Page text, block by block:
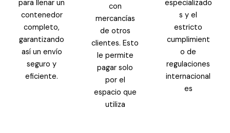
para llenar un
contenedor
completo,
garantizando
así un envío
seguro y
eficiente.
con
mercancías
de otros
clientes. Esto
le permite
pagar solo
por el
espacio que
utiliza
especializado
s y el
estricto
cumplimient
o de
regulaciones
internacional
es